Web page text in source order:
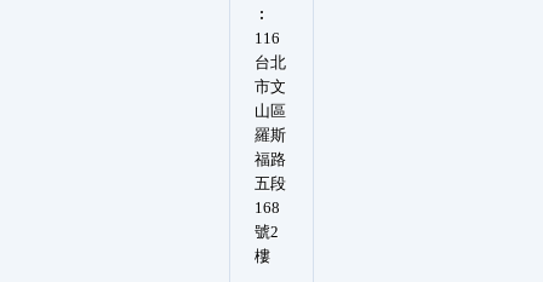
︰
116
台北
市文
山區
羅斯
福路
五段
168
號2
樓